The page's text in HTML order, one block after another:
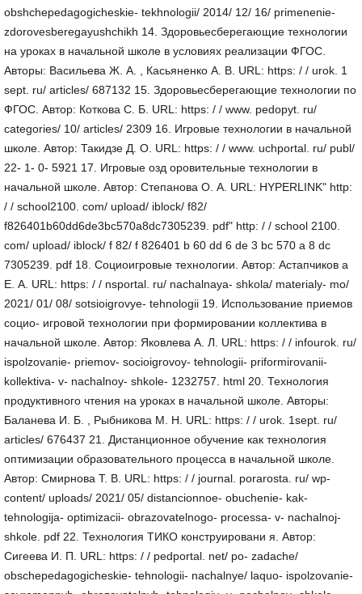
obshchepedagogicheskie- tekhnologii/ 2014/ 12/ 16/ primenenie-
zdorovesberegayushchikh 14. Здоровьесберегающие технологии
на уроках в начальной школе в условиях реализации ФГОС.
Авторы: Васильева Ж. А. , Касьяненко А. В. URL: https: / / urok. 1
sept. ru/ articles/ 687132 15. Здоровьесберегающие технологии по
ФГОС. Автор: Коткова С. Б. URL: https: / / www. pedopyt. ru/
categories/ 10/ articles/ 2309 16. Игровые технологии в начальной
школе. Автор: Такидзе Д. О. URL: https: / / www. uchportal. ru/ publ/
22- 1- 0- 5921 17. Игровые озд оровительные технологии в
начальной школе. Автор: Степанова О. А. URL: HYPERLINK" http:
/ / school2100. com/ upload/ iblock/ f82/
f826401b60dd6de3bc570a8dc7305239. pdf" http: / / school 2100.
com/ upload/ iblock/ f 82/ f 826401 b 60 dd 6 de 3 bc 570 a 8 dc
7305239. pdf 18. Социоигровые технологии. Автор: Астапчиков а
Е. А. URL: https: / / nsportal. ru/ nachalnaya- shkola/ materialy- mo/
2021/ 01/ 08/ sotsioigrovye- tehnologii 19. Использование приемов
социо- игровой технологии при формировании коллектива в
начальной школе. Автор: Яковлева А. Л. URL: https: / / infourok. ru/
ispolzovanie- priemov- socioigrovoy- tehnologii- priformirovanii-
kollektiva- v- nachalnoy- shkole- 1232757. html 20. Технология
продуктивного чтения на уроках в начальной школе. Авторы:
Баланева И. Б. , Рыбникова М. Н. URL: https: / / urok. 1sept. ru/
articles/ 676437 21. Дистанционное обучение как технология
оптимизации образовательного процесса в начальной школе.
Автор: Смирнова Т. В. URL: https: / / journal. porarosta. ru/ wp-
content/ uploads/ 2021/ 05/ distancionnoe- obuchenie- kak-
tehnologija- optimizacii- obrazovatelnogo- processa- v- nachalnoj-
shkole. pdf 22. Технология ТИКО конструировани я. Автор:
Сигеева И. П. URL: https: / / pedportal. net/ po- zadache/
obschepedagogicheskie- tehnologii- nachalnye/ laquo- ispolzovanie-